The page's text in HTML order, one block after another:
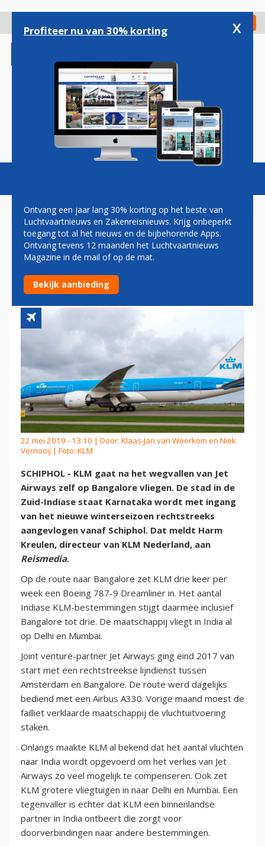
gaan
Check in
Magazine Podcasts Vacatures
KLM VLIEGT NA WEGVALLEN
JET AIRWAYS ZELF OP
BANGALORE
22 mei 2019 - 13:10 | Door: Klaas-Jan van Woerkom en Niek
Vernooij | Foto: KLM
SCHIPHOL - KLM gaat na het wegvallen van Jet
Airways zelf op Bangalore vliegen. De stad in de
Zuid-Indiase staat Karnataka wordt met ingang
van het nieuwe winterseizoen rechtstreeks
aangevlogen vanaf Schiphol. Dat meldt Harm
Kreulen, directeur van KLM Nederland, aan
Reismedia.
Op de route naar Bangalore zet KLM drie keer per
week een Boeing 787-9 Dreamliner in. Het aantal
Indiase KLM-bestemmingen stijgt daarmee inclusief
Bangalore tot drie. De maatschappij vliegt in India al
op Delhi en Mumbai.
Joint venture-partner Jet Airways ging eind 2017 van
start met een rechtstreekse lijndienst tussen
Amsterdam en Bangalore. De route werd dagelijks
bediend met een Airbus A330. Vorige maand moest de
failliet verklaarde maatschappij de vluchtuitvoering
staken.
Onlangs maakte KLM al bekend dat het aantal vluchten
naar India wordt opgevoerd om het verlies van Jet
Airways zo veel mogelijk te compenseren. Ook zet
KLM grotere vliegtuigen in naar Delhi en Mumbai. Een
tegenvaller is echter dat KLM een binnenlandse
partner in India ontbeert die zorgt voor
doorverbindingen naar andere bestemmingen.
Profiteer nu van 30% korting x
Ontvang een jaar lang 30% korting op het beste van
Luchtvaartnieuws en Zakenreisnieuws. Krijg onbeperkt
toegang tot al het nieuws en de bijbehorende Apps.
Ontvang tevens 12 maanden het Luchtvaartnieuws
Magazine in de mail of op de mat.
Bekijk aanbieding